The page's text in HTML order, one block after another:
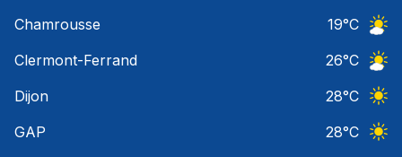
Chamrousse
19°C
Clermont-Ferrand
26°C
Dijon
28°C
GAP
28°C